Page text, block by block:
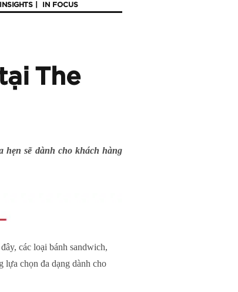
INSIGHTS IN FOCUS
The
hẹn sẽ dành cho khách hàng
các loại bánh sandwich,
lựa chọn đa dạng dành cho